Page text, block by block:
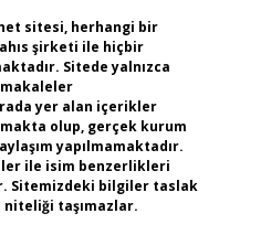
sitesi, herhangi bir
şirketi ile hiçbir
Sitede yalnızca
makaleler
yer alan içerikler
olup, gerçek kurum
yapılmamaktadır.
ile isim benzerlikleri
Sitemizdeki bilgiler taslak
taşımazlar.